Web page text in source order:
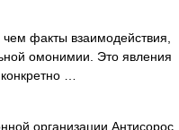
факты взаимодействия,
омонимии. Это явления
…
организации Антисорос